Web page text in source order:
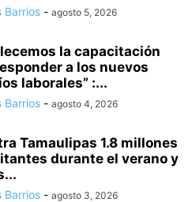
Barrios - agosto 5, 2026
la capacitación
a los nuevos
laborales” :...
Barrios - agosto 4, 2026
Tamaulipas 1.8 millones
durante el verano y
Barrios - agosto 3, 2026